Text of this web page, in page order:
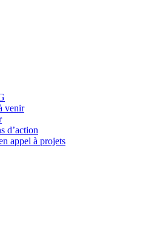
venir
d’action
appel à projets